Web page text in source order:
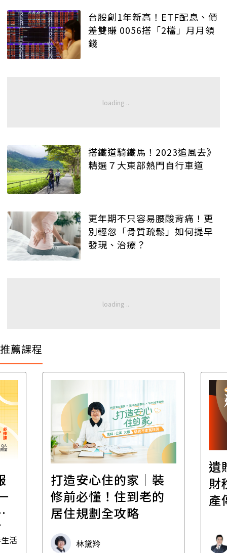
台股創1年新高！ETF配息、價
差雙賺 0056搭「2檔」月月領
錢
搭鐵道騎鐵馬！2023追風去》
精選７大東部熱門自行車道
更年期不只容易腰酸背痛！更
別輕忽「骨質疏鬆」如何提早
發現、治療？
推薦課程
活
打造安心住的家｜裝
修前必懂！住到老的
居住規劃全攻略
林黛羚
遺
財
產